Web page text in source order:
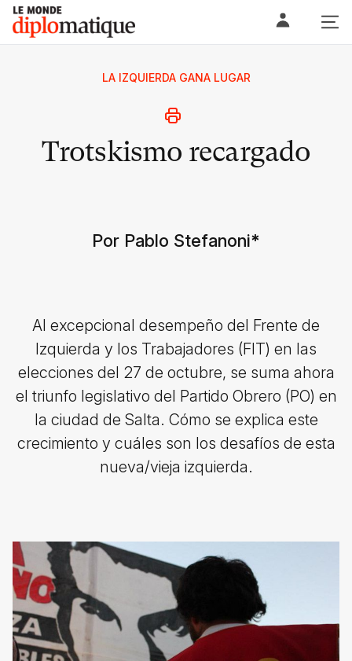
Skip
content
Le monde diplomatique
LA IZQUIERDA GANA LUGAR
Trotskismo recargado
Por Pablo Stefanoni*
Al excepcional desempeño del Frente de
Izquierda y los Trabajadores (FIT) en las
elecciones del 27 de octubre, se suma ahora
el triunfo legislativo del Partido Obrero (PO) en
la ciudad de Salta. Cómo se explica este
crecimiento y cuáles son los desafíos de esta
nueva/vieja izquierda.